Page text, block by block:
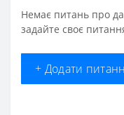
Немає питань про
задайте своє
+ Додати